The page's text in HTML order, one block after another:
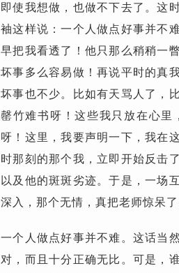
即使我想做，也做不下去了。这
袖这样说：一个人做点好事并不
早把我看透了！他只那么稍稍一
坏事多么容易做！再说平时的真
坏事也不少。比如有天骂人了，
罄竹难书呀！这些我只放在心里
呀 ！这里，我要声明一下，我在
时那刻的那个我，立即开始反击
以及他的斑斑劣迹。于是，一场
深入，那个无情，真把老师惊呆
一个人做点好事并不难。这话当
对，而且十分正确无比。可是，